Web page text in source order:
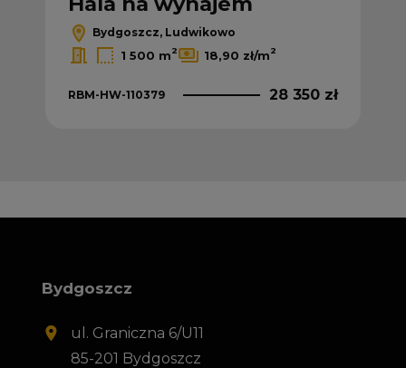
Bydgoszcz, Ludwikowo
1 500 m2 18,90 zł/m2
RBM-HW-110379 28 350 zł
Bydgoszcz
ul. Graniczna 6/U11
85-201 Bydgoszcz